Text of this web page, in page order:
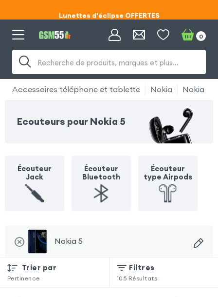
Code ECLIPSE55
Code ECLIPSE55
Recherche de produits, marques et plus…
0
Accessoires téléphone et tablette Nokia Nokia 5
Ecouteurs pour Nokia 5
Écouteur
Jack
Écouteur
Bluetooth
Écouteur
type Airpods
Nokia 5
Trier par
Pertinence
Filtres
105 Résultats